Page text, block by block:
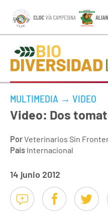
MULTIMEDIA → VIDEO
Video: Dos
PorVeterinarios Sin
País Internacional
14 junio 2012